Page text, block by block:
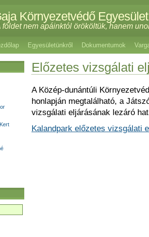
Környezetvédő Egyesület
földet nem apáinktól örököltük, hanem
Egyesületünkről Dokumentumok
Előzetes vizsgálati
A Közép-dunántúli
honlapján megtalálható, a
vizsgálati eljárásának lezáró
Kalandpark előzetes vizsgálati